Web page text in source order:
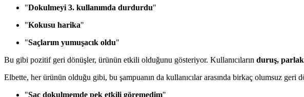
"Dokulmeyi 3. kullanımda durdurdu"
"Kokusu harika"
"Saçlarım yumuşacık oldu"
Bu gibi pozitif geri dönüşler, ürünün etkili olduğunu gösteriyor. Kullanıcıların duruş,
Elbette, her ürünün olduğu gibi, bu şampuanın da kullanıcılar arasında birkaç olumsuz geri
"Saç dokulmemde pek etkili göremedim"